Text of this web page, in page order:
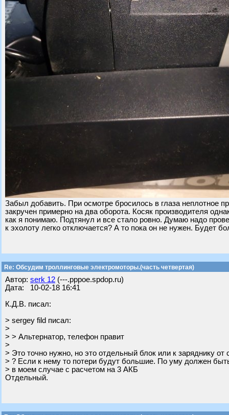
Забыл добавить. При осмотре бросилось в глаза неплотное
закручен примерно на два оборота. Косяк производителя
как я понимаю. Подтянул и все стало ровно. Думаю надо
к эхолоту легко отключается? А то пока он не нужен. Будет
Re: Обсудим троллинговые электромоторы.(часть четвертая)
Автор: serk 12 (---.pppoe.spdop.ru)
Дата: 10-02-18 16:41
К.Д.В. писал:
> sergey fild писал:
>
> > Альтернатор, телефон правит
>
> Это точно нужно, но это отдельный блок или к заряднику от
> ? Если к нему то потери будут большие. По уму должен
> в моем случае с расчетом на 3 АКБ
Отдельный.